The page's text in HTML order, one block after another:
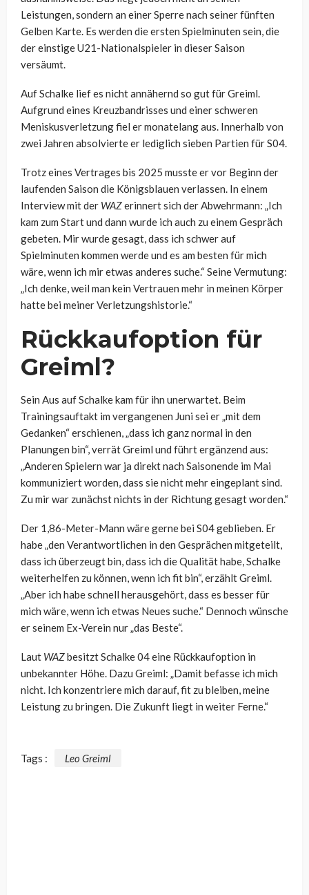
Leistungen, sondern an einer Sperre nach seiner fünften
Gelben Karte. Es werden die ersten Spielminuten sein, die
der einstige U21-Nationalspieler in dieser Saison
versäumt.
Auf Schalke lief es nicht annähernd so gut für Greiml.
Aufgrund eines Kreuzbandrisses und einer schweren
Meniskusverletzung fiel er monatelang aus. Innerhalb von
zwei Jahren absolvierte er lediglich sieben Partien für S04.
Trotz eines Vertrages bis 2025 musste er vor Beginn der
laufenden Saison die Königsblauen verlassen. In einem
Interview mit der WAZerinnert sich der Abwehrmann: „Ich
kam zum Start und dann wurde ich auch zu einem Gespräch
gebeten. Mir wurde gesagt, dass ich schwer auf
Spielminuten kommen werde und es am besten für mich
wäre, wenn ich mir etwas anderes suche.“ Seine Vermutung:
„Ich denke, weil man kein Vertrauen mehr in meinen Körper
hatte bei meiner Verletzungshistorie.“
Rückkaufoption für
Greiml?
Sein Aus auf Schalke kam für ihn unerwartet. Beim
Trainingsauftakt im vergangenen Juni sei er „mit dem
Gedanken“ erschienen, „dass ich ganz normal in den
Planungen bin“, verrät Greiml und führt ergänzend aus:
„Anderen Spielern war ja direkt nach Saisonende im Mai
kommuniziert worden, dass sie nicht mehr eingeplant sind.
Zu mir war zunächst nichts in der Richtung gesagt worden.“
Der 1,86-Meter-Mann wäre gerne bei S04 geblieben. Er
habe „den Verantwortlichen in den Gesprächen mitgeteilt,
dass ich überzeugt bin, dass ich die Qualität habe, Schalke
weiterhelfen zu können, wenn ich fit bin“, erzählt Greiml.
„Aber ich habe schnell herausgehört, dass es besser für
mich wäre, wenn ich etwas Neues suche.“ Dennoch wünsche
er seinem Ex-Verein nur „das Beste“.
Laut WAZbesitzt Schalke 04 eine Rückkaufoption in
unbekannter Höhe. Dazu Greiml: „Damit befasse ich mich
nicht. Ich konzentriere mich darauf, fit zu bleiben, meine
Leistung zu bringen. Die Zukunft liegt in weiter Ferne.“
Tags : Leo Greiml